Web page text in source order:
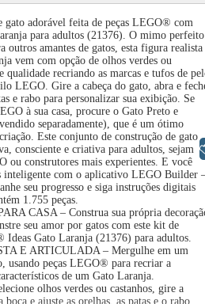
gato adorável feita de peças LEGO® com
para adultos (21376). O mimo perfeito
outros amantes de gatos, esta figura realista
vem com opção de olhos verdes ou
qualidade recriando as marcas e tufos de
LEGO. Gire a cabeça do gato, abra e
e rabo para personalizar sua exibição. Se
à sua casa, procure o Gato Preto e
separadamente), que é um ótimo
Este conjunto de construção de gato
consciente e criativa para adultos, sejam
ou construtores mais experientes. E você
inteligente com o aplicativo LEGO Builder
seu progresso e siga instruções digitais
1.755 peças.
CASA – Construa sua própria
seu amor por gatos com este kit de
Ideas Gato Laranja (21376) para adultos.
E ARTICULADA – Mergulhe em um
usando peças LEGO® para recriar a
de um Gato Laranja.
olhos verdes ou castanhos, gire a
boca e ajuste as orelhas, as patas e o rabo
Libras